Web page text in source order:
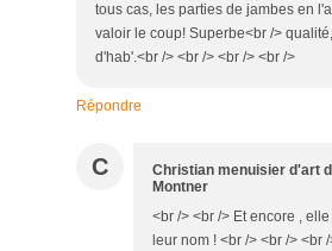
tous cas, les parties de jambes en
valoir le coup! Superbe<br />
d'hab'.<br /> <br /> <br /> <br />
Répondre
C
Christian menuisier d'art
Montner
<br /> <br /> Et encore ,
leur nom ! <br /> <br /> <br